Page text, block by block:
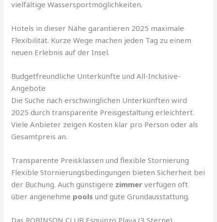
vielfältige Wassersportmöglichkeiten.
Hotels in dieser Nähe garantieren 2025 maximale
Flexibilität. Kurze Wege machen jeden Tag zu einem
neuen Erlebnis auf der Insel.
Budgetfreundliche Unterkünfte und All-Inclusive-
Angebote
Die Suche nach erschwinglichen Unterkünften wird
2025 durch transparente Preisgestaltung erleichtert.
Viele Anbieter zeigen Kosten klar pro Person oder als
Gesamtpreis an.
Transparente Preisklassen und flexible Stornierung
Flexible Stornierungsbedingungen bieten Sicherheit bei
der Buchung. Auch günstigere zimmer verfügen oft
über angenehme pools und gute Grundausstattung.